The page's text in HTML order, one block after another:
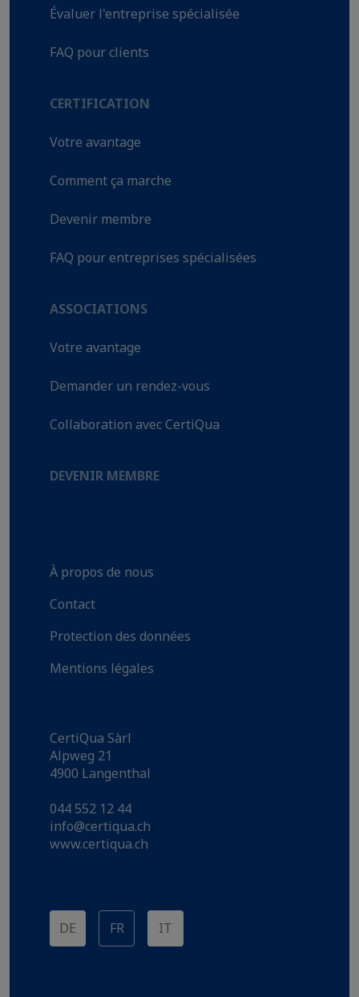
Évaluer l'entreprise spécialisée
FAQ pour clients
CERTIFICATION
Votre avantage
Comment ça marche
Devenir membre
FAQ pour entreprises spécialisées
ASSOCIATIONS
Votre avantage
Demander un rendez-vous
Collaboration avec CertiQua
DEVENIR MEMBRE
À propos de nous
Contact
Protection des données
Mentions légales
CertiQua Sàrl
Alpweg 21
4900 Langenthal
044 552 12 44
info@certiqua.ch
www.certiqua.ch
DE FR IT